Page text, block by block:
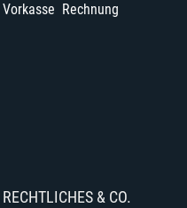
Vorkasse Rechnung
RECHTLICHES & CO.